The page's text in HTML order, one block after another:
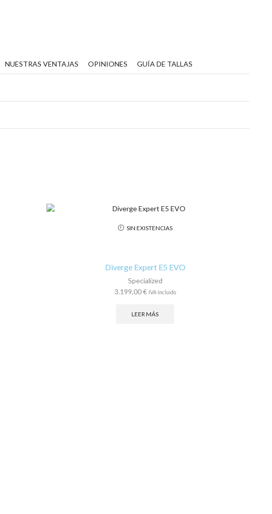
NUESTRAS VENTAJAS OPINIONES GUÍA DE TALLAS
SIN EXISTENCIAS
Diverge Expert E5 EVO
Specialized
3.199,00€ IVA Incluido
LEER MÁS